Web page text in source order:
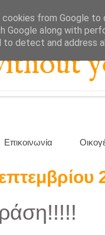
Επικοινωνία
from Google to
Google along with
detect and address